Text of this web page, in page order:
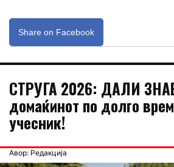
Share on Facebook
СТРУГА 2026: ДАЛИ
домаќинот по долго
учесник!
Авор: Редакција